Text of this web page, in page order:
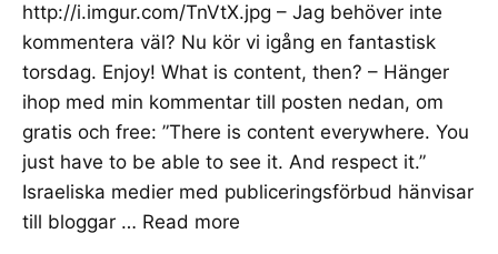
http://i.imgur.com/TnVtX.jpg – Jag behöver inte
kommentera väl? Nu kör vi igång en fantastisk
torsdag. Enjoy! What is content, then? – Hänger
ihop med min kommentar till posten nedan, om
gratis och free: ”There is content everywhere. You
just have to be able to see it. And respect it.”
Israeliska medier med publiceringsförbud hänvisar
till bloggar … Read more